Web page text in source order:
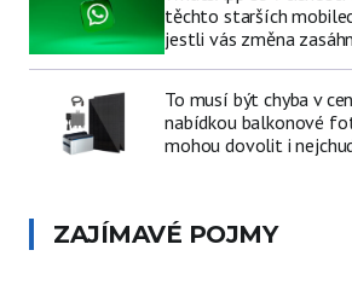
těchto starších
jestli vás změna
To musí být chyba v
nabídkou balkonové
mohou dovolit i
ZAJÍMAVÉ POJMY